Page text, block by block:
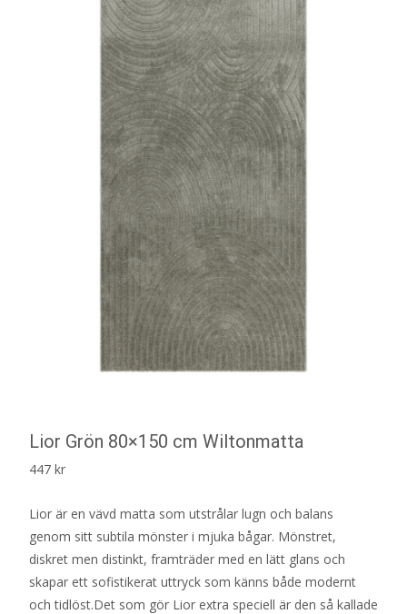
Lior Grön 80×150 cm Wiltonmatta
447 kr
Lior är en vävd matta som utstrålar lugn och balans
genom sitt subtila mönster i mjuka bågar. Mönstret,
diskret men distinkt, framträder med en lätt glans och
skapar ett sofistikerat uttryck som känns både modernt
och tidlöst.Det som gör Lior extra speciell är den så kallade